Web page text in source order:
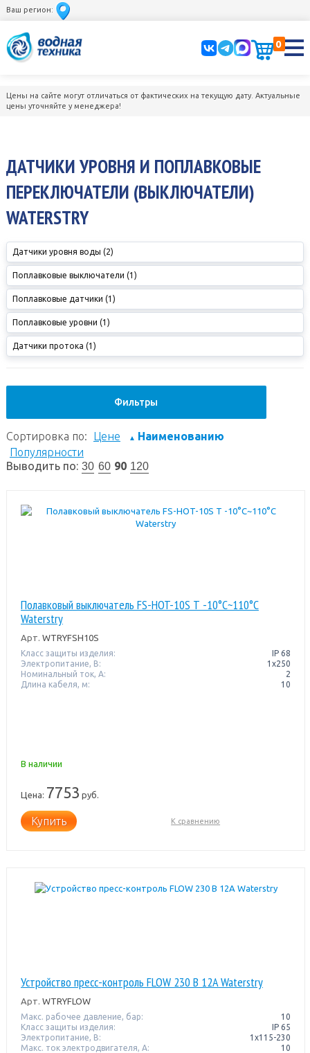
Ваш регион:
0
Цены на сайте могут отличаться от фактических на текущую дату. Актуальные
цены уточняйте у менеджера!
ДАТЧИКИ УРОВНЯ И ПОПЛАВКОВЫЕ
ПЕРЕКЛЮЧАТЕЛИ (ВЫКЛЮЧАТЕЛИ)
WATERSTRY
Датчики уровня воды (2)
Поплавковые выключатели (1)
Поплавковые датчики (1)
Поплавковые уровни (1)
Датчики протока (1)
Фильтры
Сортировка по: Цене ▲ Наименованию
Популярности
Выводить по: 30 60 90 120
Полавковый выключатель FS-HOT-10S Т -10°C~110°C
Waterstry
Арт. WTRYFSH10S
Класс защиты изделия:
IP 68
Электропитание, В:
1х250
Номинальный ток, А:
2
Длина кабеля, м:
10
В наличии
Цена: 7753 руб.
Купить К сравнению
Устройство пресс-контроль FLOW 230 В 12A Waterstry
Арт. WTRYFLOW
Макс. рабочее давление, бар:
10
Класс защиты изделия:
IP 65
Электропитание, В:
1x115-230
Макс. ток электродвигателя, А:
10